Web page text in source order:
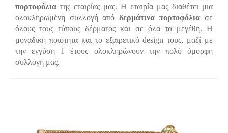
πορτοφόλια της εταιρίας μας. Η εταιρία μας διαθέτει μια
ολοκληρωμένη συλλογή από δερμάτινα πορτοφόλια σε
όλους τους τύπους δέρματος και σε όλα τα μεγέθη. Η
μοναδική ποιότητα και το εξαιρετικό design τους, μαζί με
την εγγύση 1 έτους ολοκληρώνουν την πολύ όμορφη
συλλογή μας.